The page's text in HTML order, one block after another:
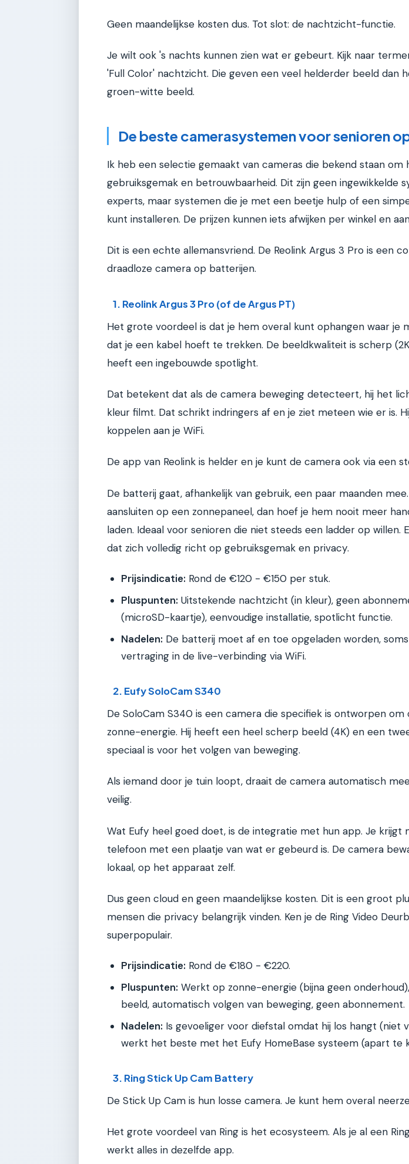
Geen maandelijkse kosten dus. Tot slot: de nachtzicht-functie.
Je wilt ook 's nachts kunnen zien wat er gebeurt. Kijk naar
'Full Color' nachtzicht. Die geven een veel helderder beeld dan
groen-witte beeld.
De beste camerasystemen voor senioren
Ik heb een selectie gemaakt van cameras die bekend staan om
gebruiksgemak en betrouwbaarheid. Dit zijn geen ingewikkelde
experts, maar systemen die je met een beetje hulp of een
kunt installeren. De prijzen kunnen iets afwijken per winkel en
Dit is een echte allemansvriend. De Reolink Argus 3 Pro is een
draadloze camera op batterijen.
1. Reolink Argus 3 Pro (of de Argus PT)
Het grote voordeel is dat je hem overal kunt ophangen waar je
dat je een kabel hoeft te trekken. De beeldkwaliteit is scherp
heeft een ingebouwde spotlight.
Dat betekent dat als de camera beweging detecteert, hij het
kleur filmt. Dat schrikt indringers af en je ziet meteen wie er is.
koppelen aan je WiFi.
De app van Reolink is helder en je kunt de camera ook via een
De batterij gaat, afhankelijk van gebruik, een paar maanden
aansluiten op een zonnepaneel, dan hoef je hem nooit meer
laden. Ideaal voor senioren die niet steeds een ladder op willen.
dat zich volledig richt op gebruiksgemak en privacy.
Prijsindicatie: Rond de €120 - €150 per stuk.
Pluspunten: Uitstekende nachtzicht (in kleur), geen
(microSD-kaartje), eenvoudige installatie, spotlicht functie.
Nadelen: De batterij moet af en toe opgeladen worden,
vertraging in de live-verbinding via WiFi.
2. Eufy SoloCam S340
De SoloCam S340 is een camera die specifiek is ontworpen
zonne-energie. Hij heeft een heel scherp beeld (4K) en een
speciaal is voor het volgen van beweging.
Als iemand door je tuin loopt, draait de camera automatisch
veilig.
Wat Eufy heel goed doet, is de integratie met hun app. Je krijgt
telefoon met een plaatje van wat er gebeurd is. De camera
lokaal, op het apparaat zelf.
Dus geen cloud en geen maandelijkse kosten. Dit is een groot
mensen die privacy belangrijk vinden. Ken je de Ring Video
superpopulair.
Prijsindicatie: Rond de €180 - €220.
Pluspunten: Werkt op zonne-energie (bijna geen
beeld, automatisch volgen van beweging, geen abonnement.
Nadelen: Is gevoeliger voor diefstal omdat hij los hangt (niet
werkt het beste met het Eufy HomeBase systeem (apart te
3. Ring Stick Up Cam Battery
De Stick Up Cam is hun losse camera. Je kunt hem overal
Het grote voordeel van Ring is het ecosysteem. Als je al een
werkt alles in dezelfde app.